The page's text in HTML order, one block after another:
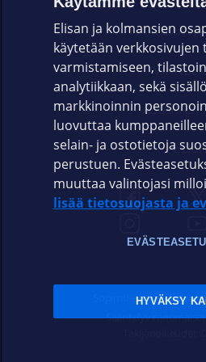
Sopimusehdot
Sääntelyviranomaiset
Elisan ja kolmansien
käytetään verkkosivujen
varmistamiseen,
analytiikkaan, sekä
markkinoinnin
luovuttaa
selain- ja ostotietoja
perustuen.
muuttaa valintojasi
lisää tietosuojasta ja
HYVÄKSY